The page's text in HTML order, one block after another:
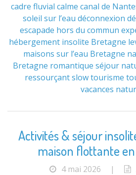
cadre fluvial calme canal de
soleil sur l’eau déconnexion
escapade hors du commun
hébergement insolite Bretagne
maisons sur l’eau Bretagne
Bretagne romantique séjour
ressourçantslow tourisme
vacances
Activités & séjour
maison flottante
4 mai 2026 |